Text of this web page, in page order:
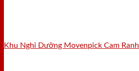
Khu Nghỉ Dưỡng Movenpick Cam Ranh